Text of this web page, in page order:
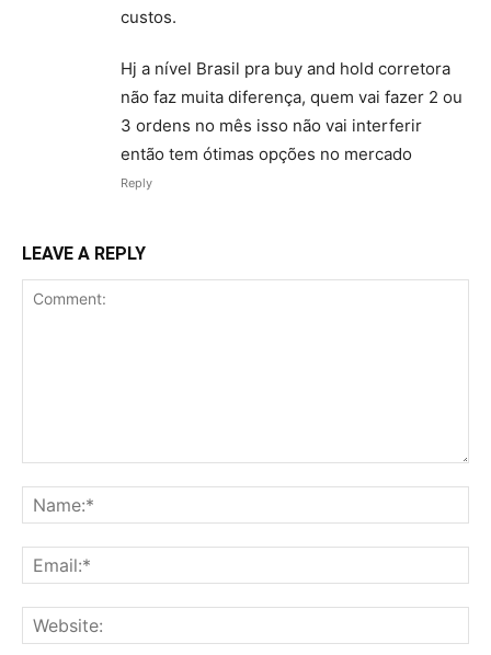
custos.
Hj a nível Brasil pra buy and hold corretora
não faz muita diferença, quem vai fazer 2 ou
3 ordens no mês isso não vai interferir
então tem ótimas opções no mercado
Reply
LEAVE A REPLY